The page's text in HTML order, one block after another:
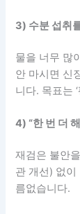
3) 수분 섭취
물을 너무 많
안 마시면 신
니다. 목표는
4) “한 번 더
재검은 불안
관 개선) 없
름없습니다.